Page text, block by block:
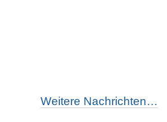
Weitere Nachrichten…